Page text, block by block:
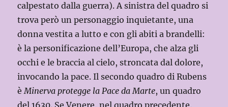
calpestato dalla guerra). A sinistra del quadro si
trova però un personaggio inquietante, una
donna vestita a lutto e con gli abiti a brandelli:
è la personificazione dell’Europa, che alza gli
occhi e le braccia al cielo, stroncata dal dolore,
invocando la pace. Il secondo quadro di Rubens
èMinerva protegge la Pace da Marte, un quadro